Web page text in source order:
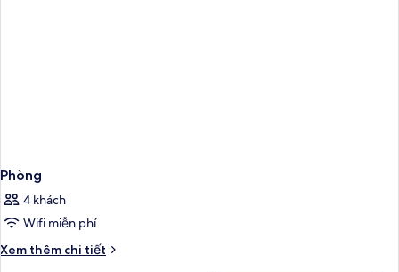
Phòng
4 khách
Wifi miễn phí
Xem thêm chi tiết
Chi